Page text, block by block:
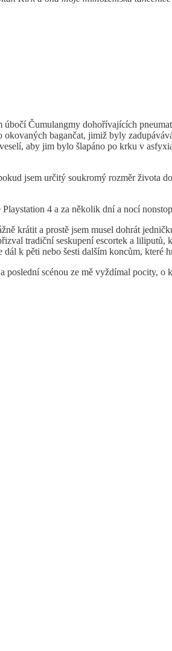
Čumulangmy dohořívajících
bagančat, jimiž byly
aby jim bylo šlapáno po krku v
jsem určitý soukromý rozměr života
4 a za několik dní a nocí
krátit a prostě jsem musel dohrát
tradiční seskupení escortek a
k pěti nebo šesti dalším koncům, které
scénou ze mě vyždímal pocity, o